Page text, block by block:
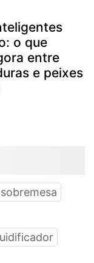
o que
entre
e peixes